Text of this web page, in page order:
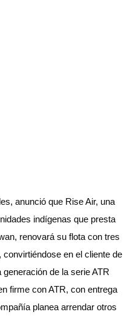
anunció que Rise Air, una
indígenas que presta
renovará su flota con tres
en el cliente de
de la serie ATR
firme con ATR, con entrega
planea arrendar otros